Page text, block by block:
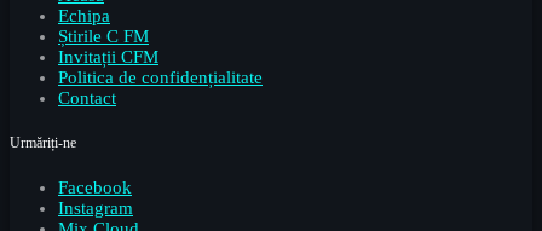
Echipa
Știrile C FM
Invitații CFM
Politica de confidențialitate
Contact
Urmăriți-ne
Facebook
Instagram